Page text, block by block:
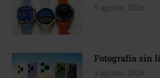
5 agosto, 2026
Fotografía sin
5 agosto, 2026